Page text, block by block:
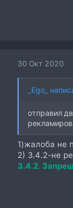
30 Окт 2020
_Ego_
отправил
1)жалоба не
2) 3.4.2-не
3.4.2.